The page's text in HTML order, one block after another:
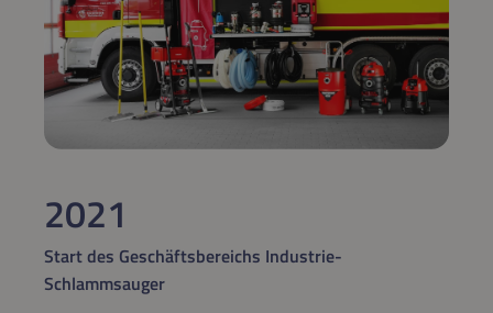
2021
Start des Geschäftsbereichs Industrie-
Schlammsauger